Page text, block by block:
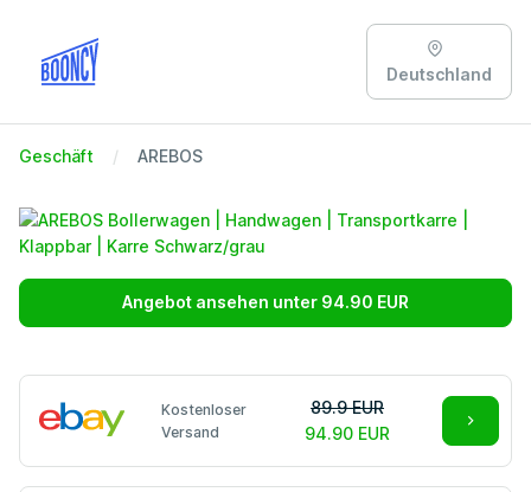
Deutschland
Geschäft AREBOS
Angebot ansehen unter 94.90 EUR
Kostenloser
Versand
89.9 EUR
94.90 EUR